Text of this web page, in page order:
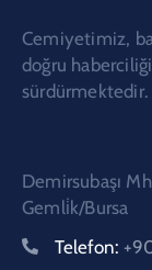
Cemiyetimiz,
doğru
sürdürmektedir.
Demirsubaşı
Gemli̇k/Bursa
Telefon: